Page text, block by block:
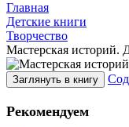
Главная
Детские книги
Творчество
Мастерская историй.
Заглянуть в книгу
Рекомендуем